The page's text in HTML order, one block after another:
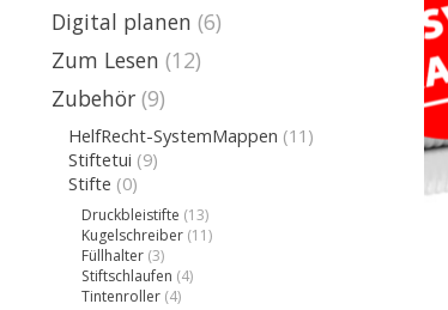
Digital planen (6)
Zum Lesen (12)
Zubehör (9)
HelfRecht-SystemMappen (11)
Stiftetui (9)
Stifte (0)
Druckbleistifte (13)
Kugelschreiber (11)
Füllhalter (3)
Stiftschlaufen (4)
Tintenroller (4)